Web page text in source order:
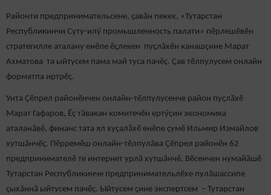
Районти предпринимательсене, çавӑн пекех, «Тутарстан
Республикинчи Суту-илӳ промышленность палати» пӗрлешӗвӗн
стратегилле аталану енӗпе ӗҫлекен пуçлăхӗн канашçине Марат
Ахматова та ыйтусем пама май туса пачӗç. Ҫав тӗлпулусем онлайн
форматпа иртрӗç.
Унта Ҫӗпрел районӗнчен онлайн-тӗлпулусенче район пуҫлӑхӗ
Марат Гафаров, Ӗç тăвакан комитечӗн ертӳçин экономика
аталанӑвӗ, финанс тата ял хуҫалӑхӗ енӗпе çумӗ Ильмир Измайлов
хутшӑнчӗç. Пӗрремӗш онлайн-тӗлпулӑва Ҫӗпрел районӗн 62
предпринимателӗ те интернет урлӑ хутшăнчӗ. Вӗсенчен нумайӑшӗ
Тутарстан Республикинче предпринимательлӗхе пулӑшассипе
çыхăннă ыйтусем пачӗç. Ыйтусем çине экспертсем – Тутарстан